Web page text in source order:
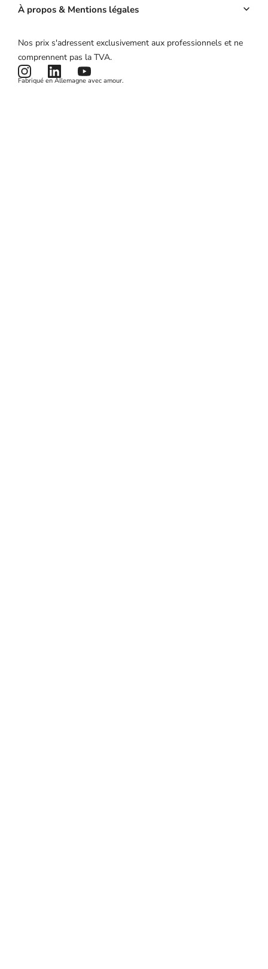
Application
Acomptes
Campagnes marketing
Compte clé
État du produit
Actualités et articles
À propos & Mentions légales
Mentions légales
Conditions générales
Nos prix s'adressent exclusivement aux professionnels et ne
comprennent pas la TVA.
Fabriqué en Allemagne avec amour.